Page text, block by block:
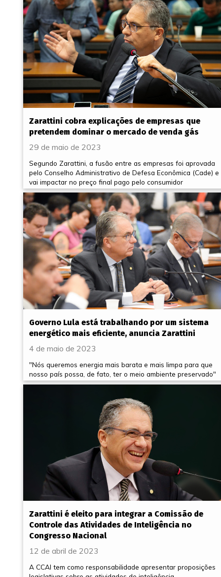
Zarattini cobra explicações de empresas que
pretendem dominar o mercado de venda gás
29 de maio de 2023
Segundo Zarattini, a fusão entre as empresas foi aprovada
pelo Conselho Administrativo de Defesa Econômica (Cade) e
vai impactar no preço final pago pelo consumidor
Governo Lula está trabalhando por um sistema
energético mais eficiente, anuncia Zarattini
4 de maio de 2023
"Nós queremos energia mais barata e mais limpa para que
nosso país possa, de fato, ter o meio ambiente preservado"
Zarattini é eleito para integrar a Comissão de
Controle das Atividades de Inteligência no
Congresso Nacional
12 de abril de 2023
A CCAI tem como responsabilidade apresentar proposições